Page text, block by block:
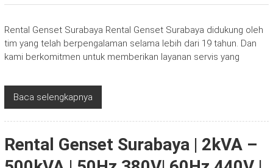
Rental Genset Surabaya Rental Genset Surabaya didukung oleh
tim yang telah berpengalaman selama lebih dari 19 tahun. Dan
kami berkomitmen untuk memberikan layanan servis yang
Baca selengkapnya
Rental Genset Surabaya | 2kVA –